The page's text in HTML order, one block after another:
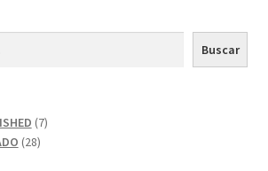
Buscar
77
2828